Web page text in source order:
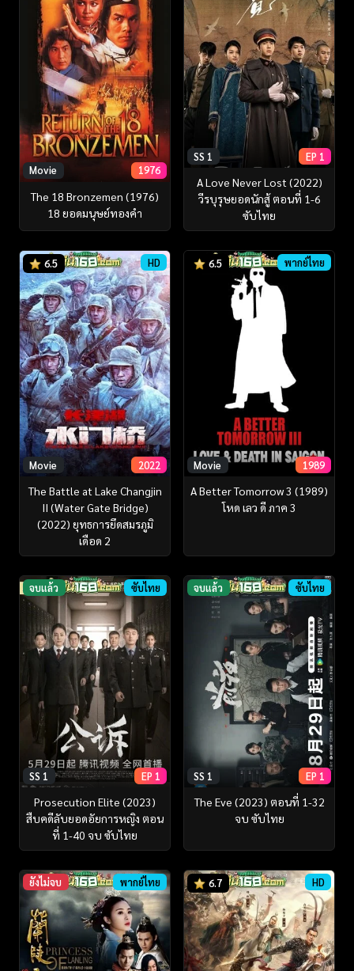
Movie 1976
The 18 Bronzemen (1976)
18 ยอดมนุษย์ทองคำ
SS 1 EP 1
A Love Never Lost (2022)
วีรบุรุษยอดนักสู้ ตอนที่ 1-6
ซับไทย
6.5 HD
Movie 2022
The Battle at Lake Changjin
II (Water Gate Bridge)
(2022) ยุทธการยึดสมรภูมิ
เดือด 2
6.5 พากย์ไทย
Movie 1989
A Better Tomorrow 3 (1989)
โหด เลว ดี ภาค 3
จบแล้ว ซับไทย
SS 1 EP 1
Prosecution Elite (2023)
สืบคดีลับยอดอัยการหญิง ตอน
ที่ 1-40 จบ ซับไทย
จบแล้ว ซับไทย
SS 1 EP 1
The Eve (2023) ตอนที่ 1-32
จบ ซับไทย
ยังไม่จบ พากย์ไทย 6.7 HD